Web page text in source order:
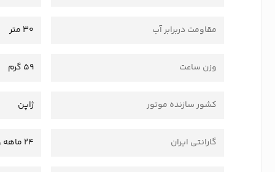
مقاومت دربرابر آب 30 متر
وزن ساعت 59 گرم
کشور سازنده موتور ژاپن
گارانتی ایران 24 ماهه وستاسرویس